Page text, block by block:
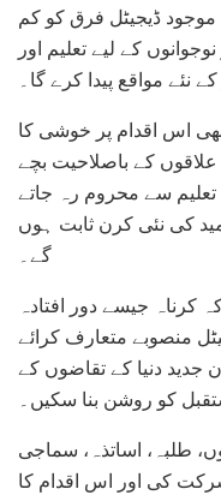
ڈیجیٹل فرق کو کم
کے لیے تعلیم اور
نئے مواقع پیدا کرے گا۔
اس اقدام پر خوشی کا
کے باصلاحیت بچے
سے محروم رہ جاتے
کی نئی کرن ثابت ہوں
گے۔
کرناہ جیسے دور افتادہ
منصوبے متعارف کرائے
جدید دنیا کے تقاضوں کے
کو روشن بنا سکیں۔
طلبہ، اساتذہ، سماجی
کی اور اس اقدام کا